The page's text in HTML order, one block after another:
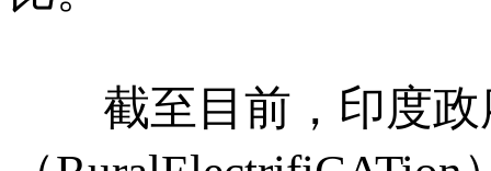
截至目前，印度政